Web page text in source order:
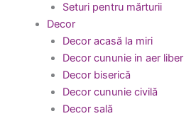
Seturi pentru mărturii
Decor
Decor acasă la miri
Decor cununie in aer liber
Decor biserică
Decor cununie civilă
Decor sală